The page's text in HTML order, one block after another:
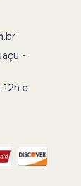
-
e